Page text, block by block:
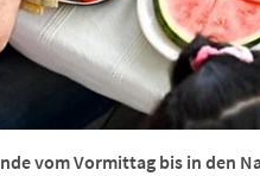
vom Vormittag bis in den